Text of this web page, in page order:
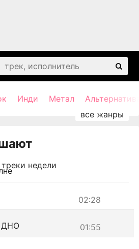
Инди Метал
недели
02:28
01:55
ДНО